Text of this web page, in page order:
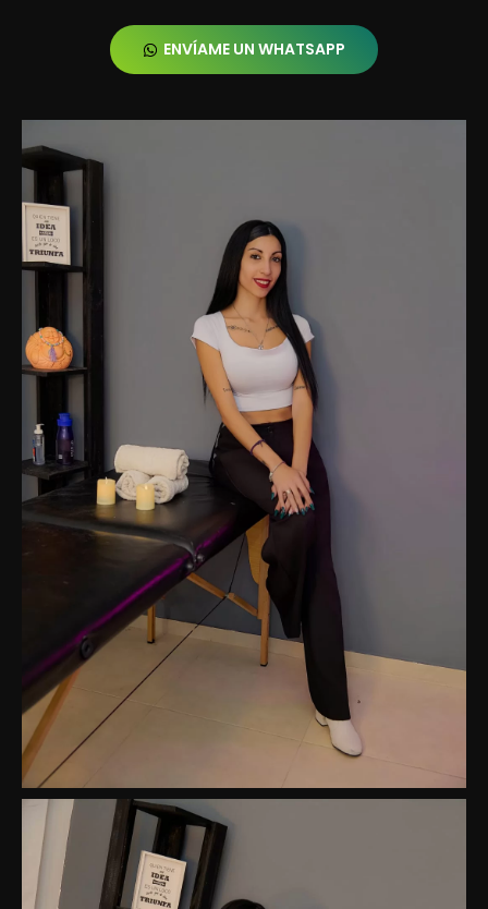
ENVÍAME UN WHATSAPP